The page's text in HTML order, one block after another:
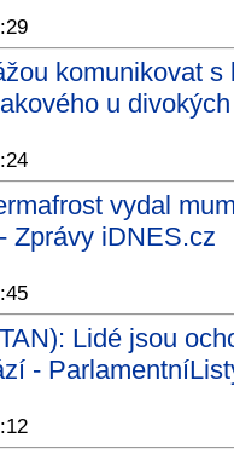
komunikovat
u
vydal
Zprávy iDNES.cz
Lidé jsou
-